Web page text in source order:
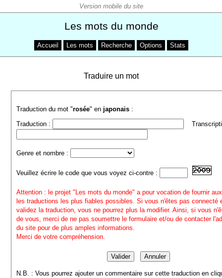
Les mots du monde
Accueil Les mots Recherche Options Stats
Traduire un mot
Traduction du mot "rosée" en japonais :
Traduction :
Genre et nombre :
Veuillez écrire le code que vous voyez ci-contre :
Attention : le projet "Les mots du monde" a pour vocation de fournir
les traductions les plus fiables possibles. Si vous n'êtes pas connecté
validez la traduction, vous ne pourrez plus la modifier. Ainsi, si vous
de vous, merci de ne pas soumettre le formulaire et/ou de contacter
du site pour de plus amples informations.
Merci de votre compréhension.
N.B. : Vous pourrez ajouter un commentaire sur cette traduction en